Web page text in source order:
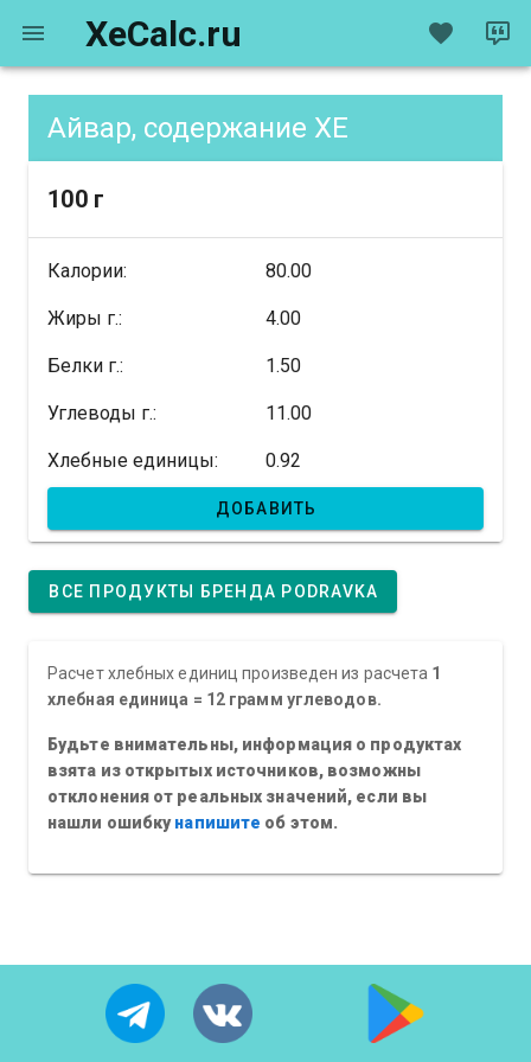
XeCalc.ru
Айвар, содержание XE
100 г
Калории: 80.00
Жиры г.: 4.00
Белки г.: 1.50
Углеводы г.: 11.00
Хлебные единицы: 0.92
ДОБАВИТЬ
ВСЕ ПРОДУКТЫ БРЕНДА PODRAVKA
Расчет хлебных единиц произведен из расчета 1
хлебная единица = 12 грамм углеводов.
Будьте внимательны, информация о продуктах
взята из открытых источников, возможны
отклонения от реальных значений, если вы
нашли ошибкунапишите об этом.